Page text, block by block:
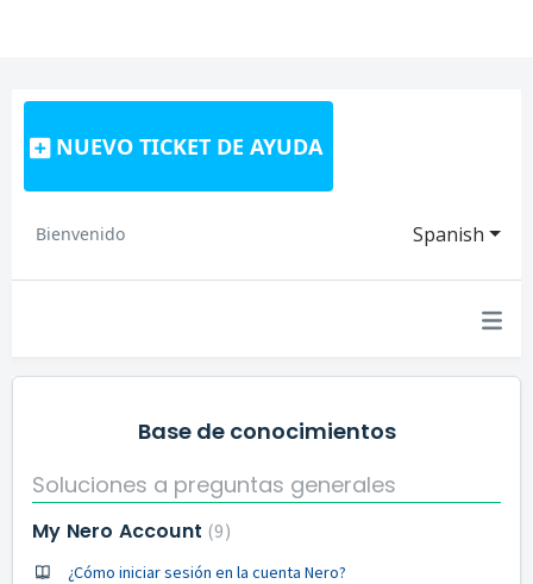
NUEVO TICKET DE AYUDA
Spanish
Bienvenido
Base de conocimientos
Soluciones a preguntas generales
My Nero Account 9
¿Cómo iniciar sesión en la cuenta Nero?